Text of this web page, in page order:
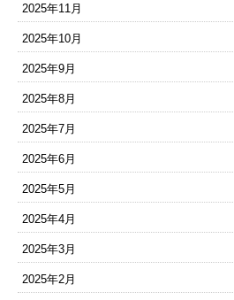
2025年11月
2025年10月
2025年9月
2025年8月
2025年7月
2025年6月
2025年5月
2025年4月
2025年3月
2025年2月